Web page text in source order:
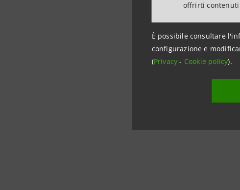
offrirti contenuti
È possibile consultare
configurazione e
(Privacy- Cookie policy).
Per
Intesa Sanpaolo
+39 02